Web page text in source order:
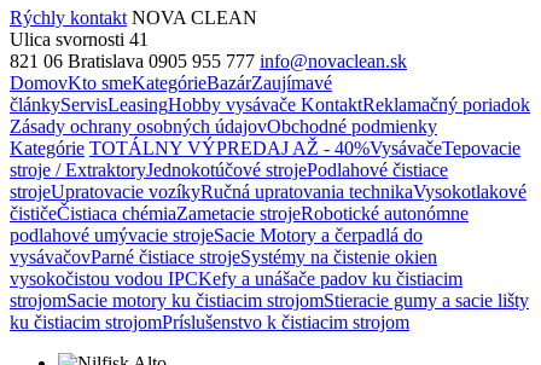
Rýchly kontakt NOVA CLEAN
Ulica svornosti 41
821 06 Bratislava 0905 955 777 info@novaclean.sk
DomovKto smeKategórieBazárZaujímavé
článkyServisLeasingHobby vysávače KontaktReklamačný poriadok
Zásady ochrany osobných údajovObchodné podmienky
Kategórie TOTÁLNY VÝPREDAJ AŽ - 40%VysávačeTepovacie
stroje / ExtraktoryJednokotúčové strojePodlahové čistiace
strojeUpratovacie vozíkyRučná upratovania technikaVysokotlakové
čističeČistiaca chémiaZametacie strojeRobotické autonómne
podlahové umývacie strojeSacie Motory a čerpadlá do
vysávačovParné čistiace strojeSystémy na čistenie okien
vysokočistou vodou IPCKefy a unášače padov ku čistiacim
strojomSacie motory ku čistiacim strojomStieracie gumy a sacie lišty
ku čistiacim strojomPríslušenstvo k čistiacim strojom